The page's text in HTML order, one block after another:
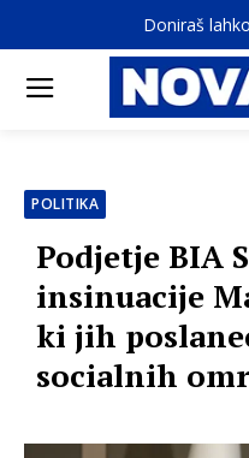
Doniraš
POLITIKA
Podjetje BIA
insinuacije
ki jih
socialnih